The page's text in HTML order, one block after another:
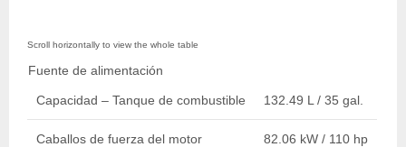
Fuente de alimentación
Capacidad – Tanque de combustible 132.49 L / 35 gal.
Caballos de fuerza del motor 82.06 kW / 110 hp